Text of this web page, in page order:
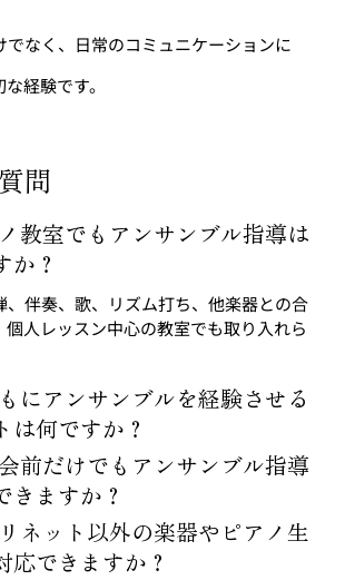
でなく、日常のコミュニケーションに
経験です。
問
教室でもアンサンブル指導は
か？
、伴奏、歌、リズム打ち、他楽器との合
個人レッスン中心の教室でも取り入れら
にアンサンブルを経験させる
は何ですか？
前だけでもアンサンブル指導
きますか？
ネット以外の楽器やピアノ生
応できますか？